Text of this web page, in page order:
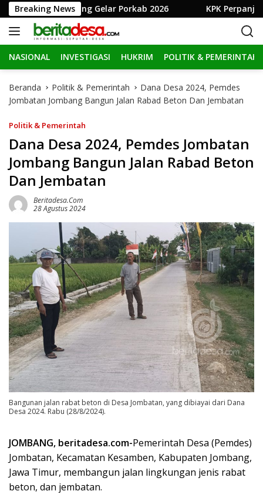
a
g
u
Breaking News
Jombang Gelar Porkab 2026 KPK Perpanjang
NASIONAL INVESTIGASI HUKRIM POLITIK & PEMERINTAH
Beranda Politik & Pemerintah
Dana Desa 2024, Pemdes
Jombatan Jombang Bangun Jalan Rabad Beton Dan Jembatan
Politik & Pemerintah
Dana Desa 2024, Pemdes Jombatan
Jombang Bangun Jalan Rabad Beton
Dan Jembatan
Beritadesa.com
28 Agustus 2024
Bangunan jalan rabat beton di Desa Jombatan, yang dibiayai dari Dana
Desa 2024. Rabu (28/8/2024).
JOMBANG, beritadesa.com-Pemerintah Desa (Pemdes)
Jombatan, Kecamatan Kesamben, Kabupaten Jombang,
Jawa Timur, membangun jalan lingkungan jenis rabat
beton, dan jembatan.